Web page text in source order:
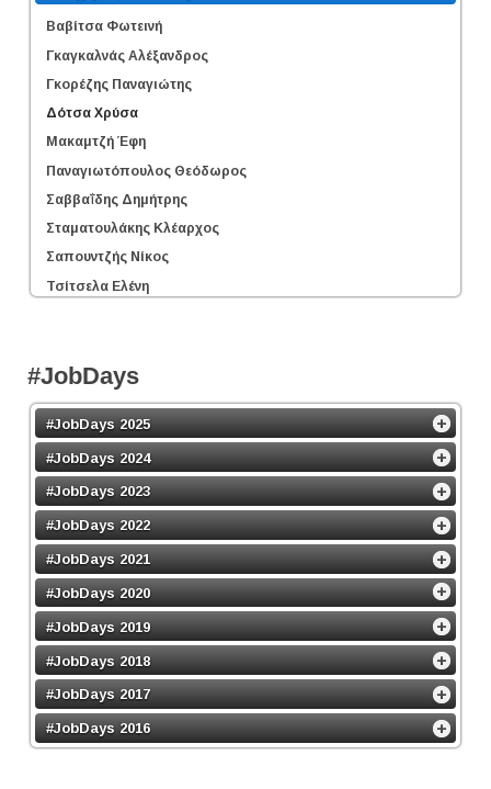
Βαβίτσα Φωτεινή
Γκαγκαλνάς Αλέξανδρος
Γκορέζης Παναγιώτης
Δότσα Χρύσα
Μακαμτζή Έφη
Παναγιωτόπουλος Θεόδωρος
Σαββαΐδης Δημήτρης
Σταματουλάκης Κλέαρχος
Σαπουντζής Νίκος
Τσίτσελα Ελένη
#JobDays
#JobDays 2025
#JobDays 2024
#JobDays 2023
#JobDays 2022
#JobDays 2021
#JobDays 2020
#JobDays 2019
#JobDays 2018
#JobDays 2017
#JobDays 2016